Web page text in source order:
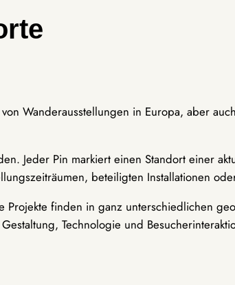
Wanderausstellungen in Europa, aber
Jeder Pin markiert einen Standort einer
beteiligten Installationen
finden in ganz unterschiedlichen
Technologie und